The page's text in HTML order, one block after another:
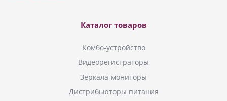
Каталог товаров
Комбо-устройство
Видеорегистраторы
Зеркала-мониторы
Дистрибьюторы питания